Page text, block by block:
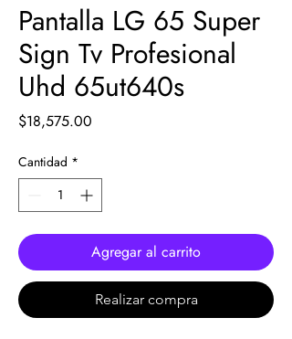
Pantalla LG 65 Super
Sign Tv Profesional
Uhd 65ut640s
$18,575.00
Cantidad *
Agregar al carrito
Realizar compra